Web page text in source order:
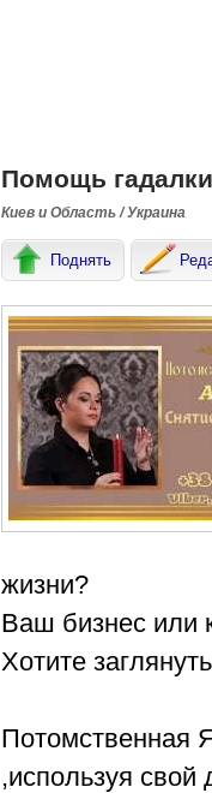
Помощь
Киев и Область / Украина
Поднять
жизни?
Ваш бизнес или
Хотите
Потомственная
,используя свой